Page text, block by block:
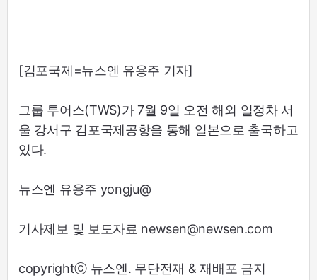
[김포국제=뉴스엔 유용주 기자]
그룹 투어스(TWS)가 7월 9일 오전 해외 일정차 서
울 강서구 김포국제공항을 통해 일본으로 출국하고
있다.
뉴스엔 유용주 yongju@
기사제보 및 보도자료 newsen@newsen.com
copyrightⓒ 뉴스엔. 무단전재 & 재배포 금지